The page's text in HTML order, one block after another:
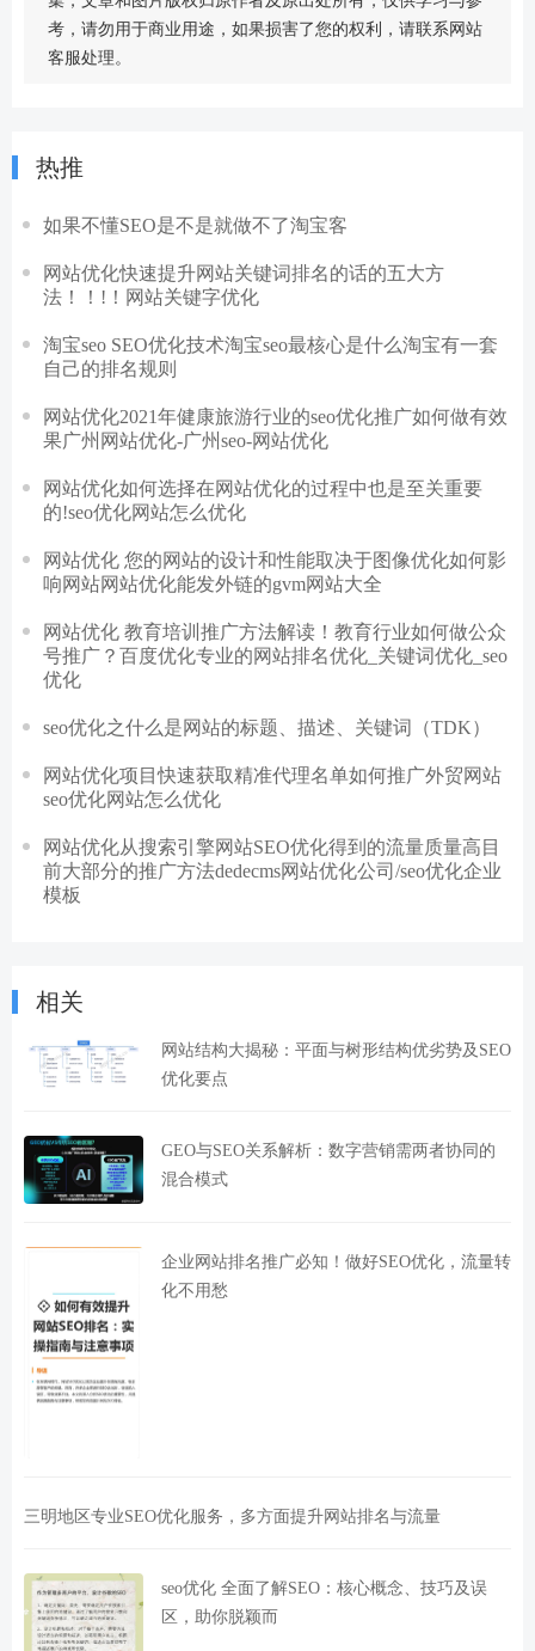
考，请勿用于商业用途，如果损害了您的权利，请联系网站
客服处理。
热推
如果不懂SEO是不是就做不了淘宝客
网站优化快速提升网站关键词排名的话的五大方
法！！!！网站关键字优化
淘宝seo SEO优化技术淘宝seo最核心是什么淘宝有一套
自己的排名规则
网站优化2021年健康旅游行业的seo优化推广如何做有效
果广州网站优化-广州seo-网站优化
网站优化如何选择在网站优化的过程中也是至关重要
的!seo优化网站怎么优化
网站优化 您的网站的设计和性能取决于图像优化如何影
响网站网站优化能发外链的gvm网站大全
网站优化 教育培训推广方法解读！教育行业如何做公众
号推广？百度优化专业的网站排名优化_关键词优化_seo
优化
seo优化之什么是网站的标题、描述、关键词（TDK）
网站优化项目快速获取精准代理名单如何推广外贸网站
seo优化网站怎么优化
网站优化从搜索引擎网站SEO优化得到的流量质量高目
前大部分的推广方法dedecms网站优化公司/seo优化企业
模板
相关
网站结构大揭秘：平面与树形结构优劣势及SEO
优化要点
GEO与SEO关系解析：数字营销需两者协同的
混合模式
企业网站排名推广必知！做好SEO优化，流量转
化不用愁
三明地区专业SEO优化服务，多方面提升网站排名与流量
seo优化 全面了解SEO：核心概念、技巧及误
区，助你脱颖而